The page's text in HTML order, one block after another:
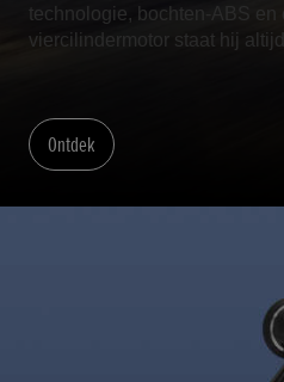
technologie, bochten-ABS en
viercilindermotor staat hij
Ontdek